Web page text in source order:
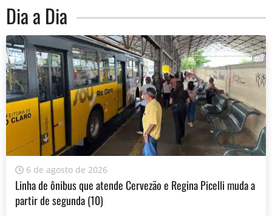
Dia a Dia
6 de agosto de 2026
Linha de ônibus que atende Cervezão e Regina Picelli muda a
partir de segunda (10)